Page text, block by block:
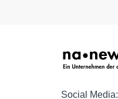
Social Media: